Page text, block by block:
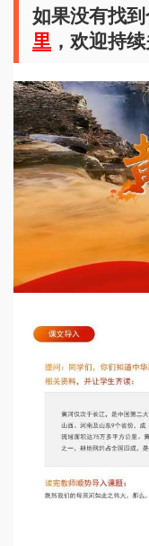
如果没有找
里 ，欢迎持